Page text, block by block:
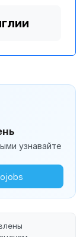
узнавайте